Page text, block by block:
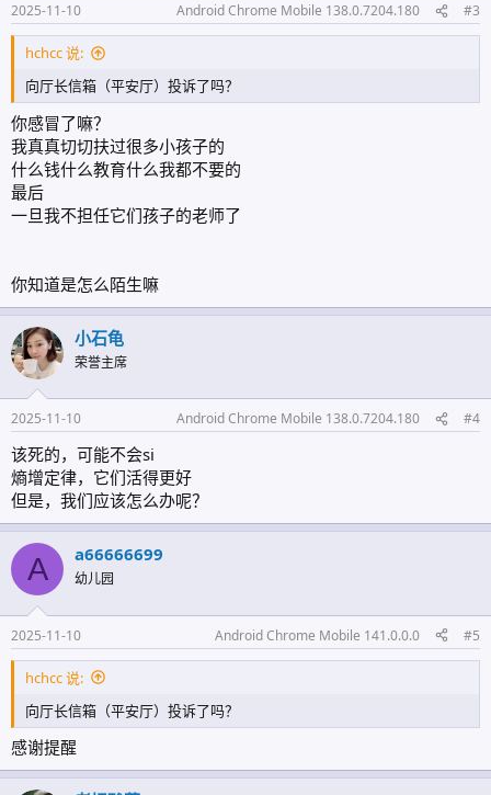
2025-11-10 Android Chrome Mobile 138.0.7204.180 #3
hchcc 说:
向厅长信箱（平安厅）投诉了吗？
你感冒了嘛？
我真真切切扶过很多小孩子的
什么钱什么教育什么我都不要的
最后
一旦我不担任它们孩子的老师了
你知道是怎么陌生嘛
小石龟
荣誉主席
2025-11-10 Android Chrome Mobile 138.0.7204.180 #4
该死的，可能不会si
熵增定律，它们活得更好
但是，我们应该怎么办呢？
A a66666699
幼儿园
2025-11-10 Android Chrome Mobile 141.0.0.0 #5
hchcc 说:
向厅长信箱（平安厅）投诉了吗？
感谢提醒